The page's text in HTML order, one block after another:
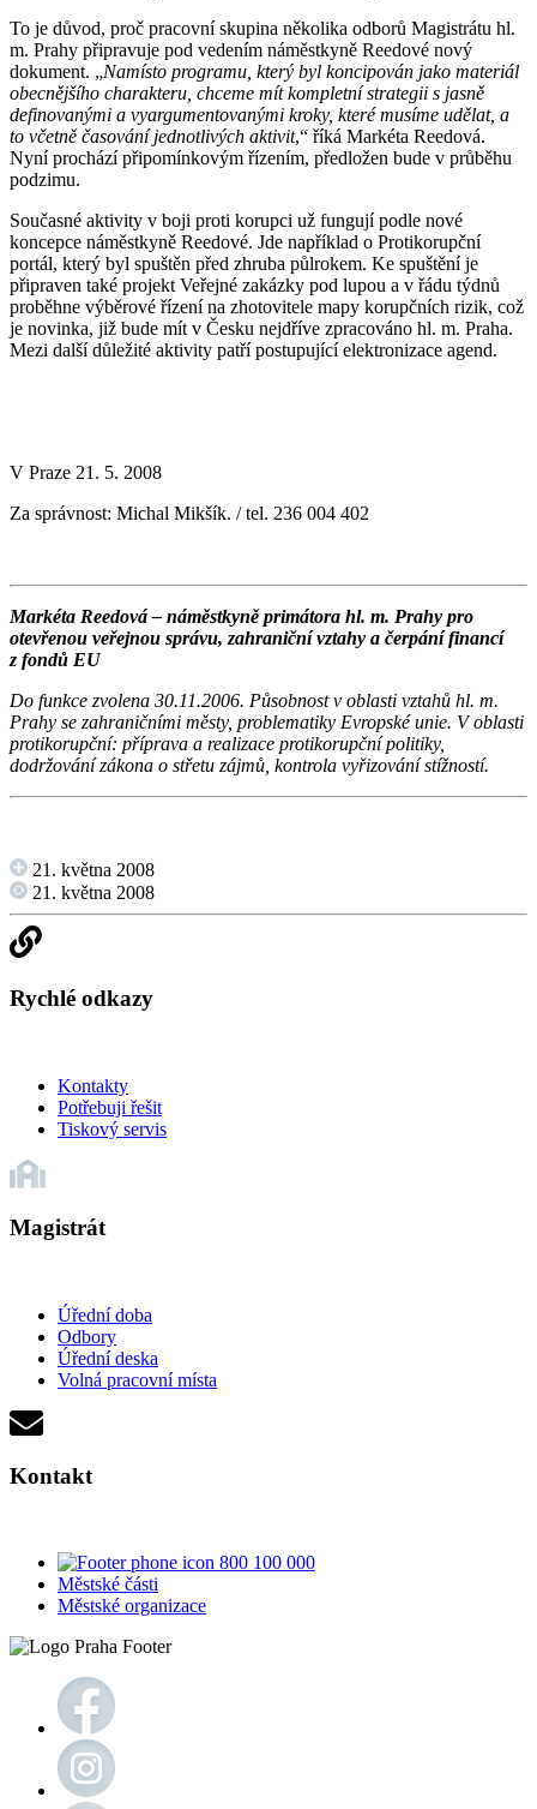
To je důvod, proč pracovní skupina několika odborů Magistrátu hl.
m. Prahy připravuje pod vedením náměstkyně Reedové nový
dokument. „Namísto programu, který byl koncipován jako materiál
obecnějšího charakteru, chceme mít kompletní strategii s jasně
definovanými a vyargumentovanými kroky, které musíme udělat, a
to včetně časování jednotlivých aktivit,“ říká Markéta Reedová.
Nyní prochází připomínkovým řízením, předložen bude v průběhu
podzimu.
Současné aktivity v boji proti korupci už fungují podle nové
koncepce náměstkyně Reedové. Jde například o Protikorupční
portál, který byl spuštěn před zhruba půlrokem. Ke spuštění je
připraven také projekt Veřejné zakázky pod lupou a v řádu týdnů
proběhne výběrové řízení na zhotovitele mapy korupčních rizik, což
je novinka, již bude mít v Česku nejdříve zpracováno hl. m. Praha.
Mezi další důležité aktivity patří postupující elektronizace agend.
V Praze 21. 5. 2008
Za správnost: Michal Mikšík. / tel. 236 004 402
Markéta Reedová – náměstkyně primátora hl. m. Prahy pro
otevřenou veřejnou správu, zahraniční vztahy a čerpání financí
z fondů EU
Do funkce zvolena 30.11.2006. Působnost v oblasti vztahů hl. m.
Prahy se zahraničními městy, problematiky Evropské unie. V oblasti
protikorupční: příprava a realizace protikorupční politiky,
dodržování zákona o střetu zájmů, kontrola vyřizování stížností.
21. května 2008
21. května 2008
Rychlé odkazy
Kontakty
Potřebuji řešit
Tiskový servis
Magistrát
Úřední doba
Odbory
Úřední deska
Volná pracovní místa
Kontakt
800 100 000
Městské části
Městské organizace